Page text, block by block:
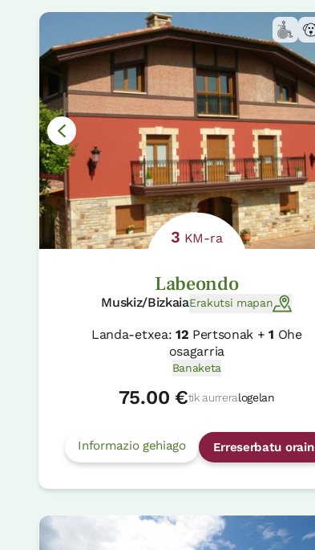
3 KM-ra
Labeondo
Muskiz/BizkaiaErakutsi mapan
Landa-etxea: 12 Pertsonak +1 Ohe
osagarria
Banaketa
75.00 €tik aurreralogelan
Informazio gehiago Erreserbatu orain